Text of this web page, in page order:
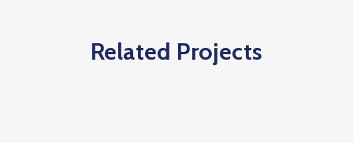
Related Projects